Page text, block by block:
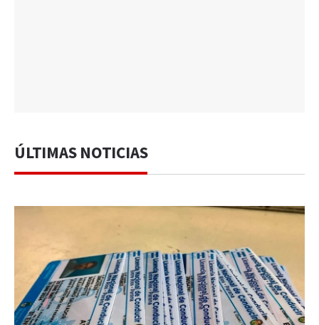
ÚLTIMAS NOTICIAS